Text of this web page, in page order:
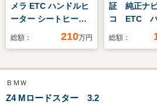
メラ ETC ハンドルヒ
ーター シートヒータ
ー クルーズコントロ
ンオーナー
総額： 210万円
証 純正ナ
コ ETC バ
ラ クルー
DVD USB
総額：
ＢＭＷ
Z4 Mロードスター 3.2